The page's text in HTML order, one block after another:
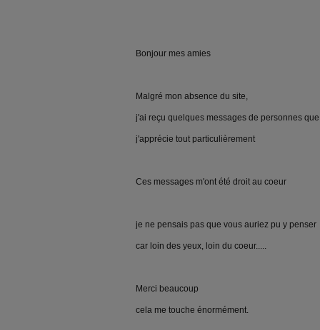
Bonjour mes amies
Malgré mon absence du site,
j'ai reçu quelques messages de personnes que
j'apprécie tout particulièrement
Ces messages m'ont été droit au coeur
je ne pensais pas que vous auriez pu y penser
car loin des yeux, loin du coeur.....
Merci beaucoup
cela me touche énormément.